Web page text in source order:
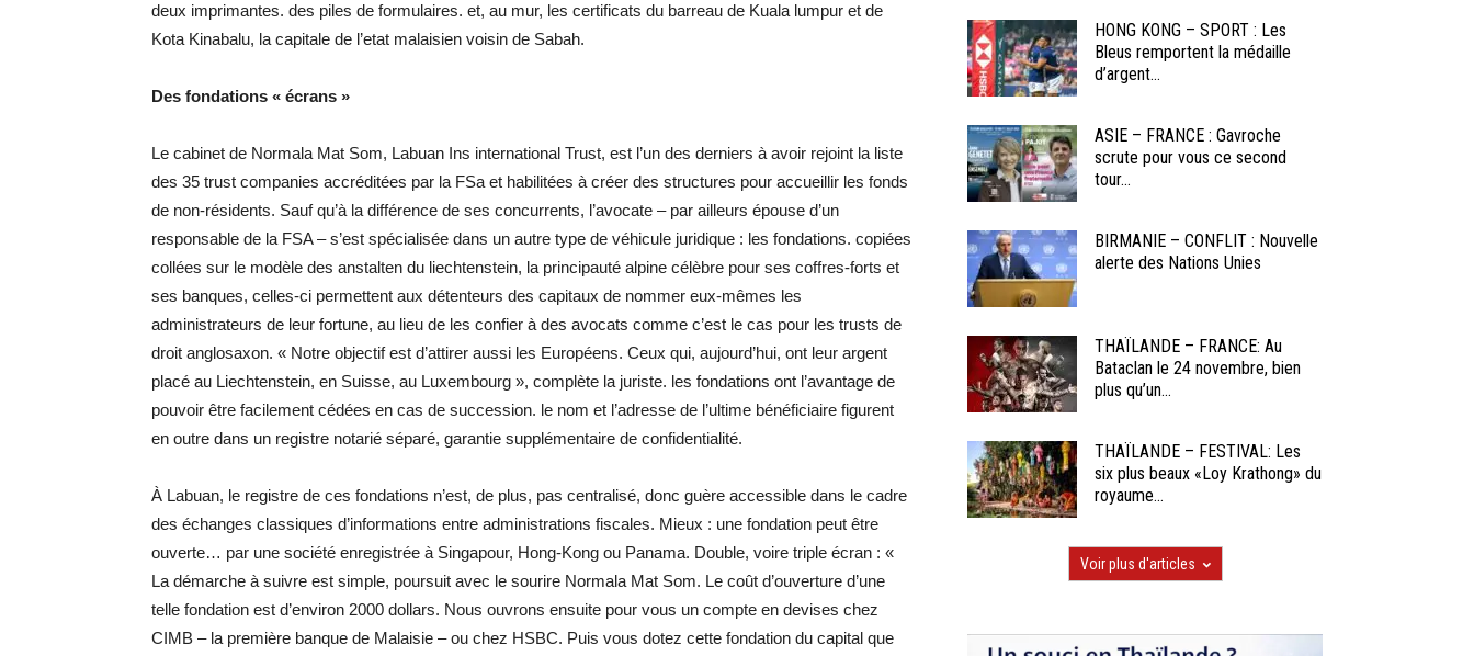
deux imprimantes. des piles de formulaires. et, au mur, les certificats du barreau de Kuala lumpur et de
Kota Kinabalu, la capitale de l’etat malaisien voisin de Sabah.
Des fondations « écrans »
Le cabinet de Normala Mat Som, Labuan Ins international Trust, est l’un des derniers à avoir rejoint la liste
des 35 trust companies accréditées par la FSa et habilitées à créer des structures pour accueillir les fonds
de non-résidents. Sauf qu’à la différence de ses concurrents, l’avocate – par ailleurs épouse d’un
responsable de la FSA – s’est spécialisée dans un autre type de véhicule juridique : les fondations. copiées
collées sur le modèle des anstalten du liechtenstein, la principauté alpine célèbre pour ses coffres-forts et
ses banques, celles-ci permettent aux détenteurs des capitaux de nommer eux-mêmes les
administrateurs de leur fortune, au lieu de les confier à des avocats comme c’est le cas pour les trusts de
droit anglosaxon. « Notre objectif est d’attirer aussi les Européens. Ceux qui, aujourd’hui, ont leur argent
placé au Liechtenstein, en Suisse, au Luxembourg », complète la juriste. les fondations ont l’avantage de
pouvoir être facilement cédées en cas de succession. le nom et l’adresse de l’ultime bénéficiaire figurent
en outre dans un registre notarié séparé, garantie supplémentaire de confidentialité.
À Labuan, le registre de ces fondations n’est, de plus, pas centralisé, donc guère accessible dans le cadre
des échanges classiques d’informations entre administrations fiscales. Mieux : une fondation peut être
ouverte… par une société enregistrée à Singapour, Hong-Kong ou Panama. Double, voire triple écran : «
La démarche à suivre est simple, poursuit avec le sourire Normala Mat Som. Le coût d’ouverture d’une
telle fondation est d’environ 2000 dollars. Nous ouvrons ensuite pour vous un compte en devises chez
CIMB – la première banque de Malaisie – ou chez HSBC. Puis vous dotez cette fondation du capital que
HONG KONG – SPORT : Les
Bleus remportent la médaille
d’argent...
ASIE – FRANCE : Gavroche
scrute pour vous ce second
tour...
BIRMANIE – CONFLIT : Nouvelle
alerte des Nations Unies
THAÏLANDE – FRANCE: Au
Bataclan le 24 novembre, bien
plus qu’un...
THAÏLANDE – FESTIVAL: Les
six plus beaux «Loy Krathong» du
royaume...
Voir plus d'articles